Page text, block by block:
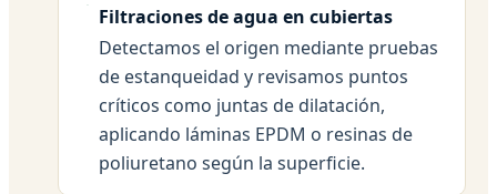
Filtraciones de agua en cubiertas
Detectamos el origen mediante pruebas
de estanqueidad y revisamos puntos
críticos como juntas de dilatación,
aplicando láminas EPDM o resinas de
poliuretano según la superficie.